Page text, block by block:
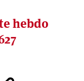
hebdo